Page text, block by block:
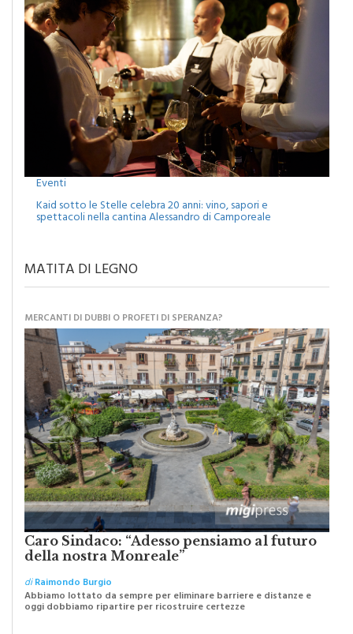
Eventi
Kaid sotto le Stelle celebra 20 anni: vino, sapori e
MATITA DI LEGNO
MERCANTI DI DUBBI O PROFETI DI SPERANZA?
Caro Sindaco: “Adesso pensiamo al futuro
della nostra Monreale”
diRaimondo Burgio